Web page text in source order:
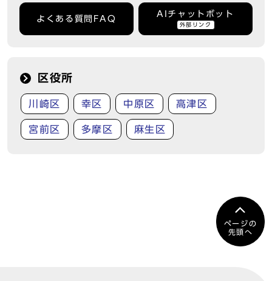
よくある質問FAQ
AIチャットボット
外部リンク
区役所
川崎区 幸区 中原区 高津区
宮前区 多摩区 麻生区
ページの
先頭へ